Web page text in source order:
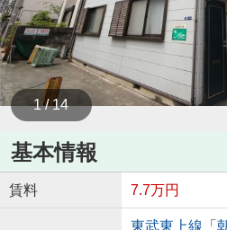
1 / 14
基本情報
賃料 7.7万円
東武東上線 「